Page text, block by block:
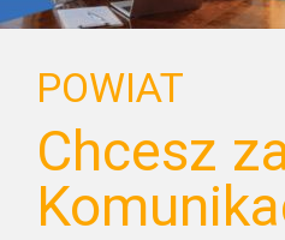
POWIAT
Chcesz